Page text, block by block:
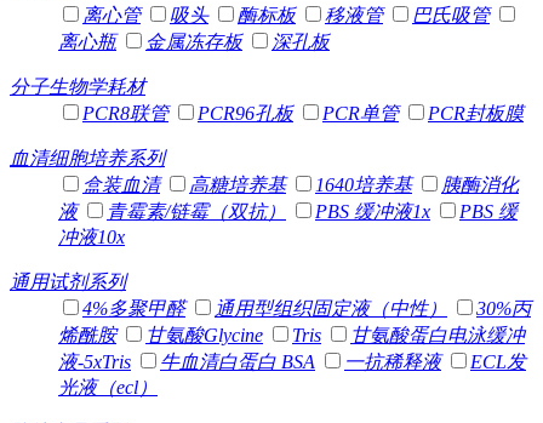
离心管
吸头 酶标板 移液管
巴氏吸管
离心瓶
金属冻存板 深孔板
分子生物学耗材
PCR8联管
PCR96孔板 PCR单管 PCR封板膜
血清细胞培养系列
盒装血清
高糖培养基 1640培养基
胰酶消化
液
青霉素/链霉（双抗） PBS 缓冲液1x
PBS 缓
冲液10x
通用试剂系列
4%多聚甲醛
通用型组织固定液（中性）
30%丙
烯酰胺
甘氨酸Glycine Tris
甘氨酸蛋白电泳缓冲
液-5xTris
牛血清白蛋白 BSA 一抗稀释液
ECL发
光液（ecl）